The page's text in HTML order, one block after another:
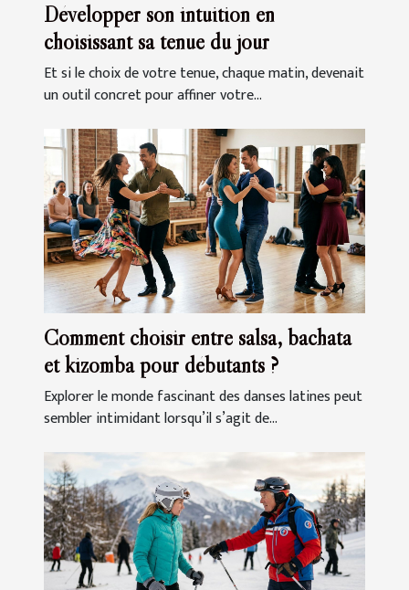
Développer son intuition en
choisissant sa tenue du jour
Et si le choix de votre tenue, chaque matin, devenait
un outil concret pour affiner votre...
Comment choisir entre salsa, bachata
et kizomba pour débutants ?
Explorer le monde fascinant des danses latines peut
sembler intimidant lorsqu’il s’agit de...